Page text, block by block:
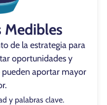
Medibles
de la estrategia para
oportunidades y
pueden aportar mayor
y palabras clave.